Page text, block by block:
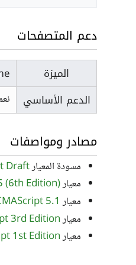
دعم المتصفحات
الميزة
الدعم الأساسي
مصادر ومواصفات
مسودة المعيارDraft
معيار(6th Edition)
معيار 5.1
معيار3rd Edition
معيار1st Edition